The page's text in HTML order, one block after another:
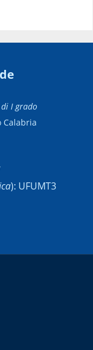
I grado
Calabria
): UFUMT3